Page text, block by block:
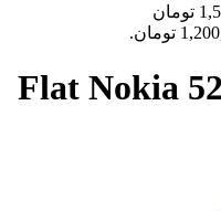
قیمت اصلی: 1,500,000 تومان